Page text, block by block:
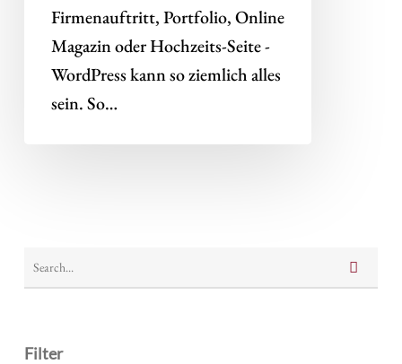
Firmenauftritt, Portfolio, Online
Magazin oder Hochzeits-Seite -
WordPress kann so ziemlich alles
sein. So…
Filter